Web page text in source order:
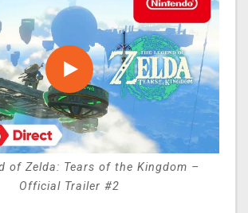
of Zelda: Tears of the Kingdom –
Official Trailer #2